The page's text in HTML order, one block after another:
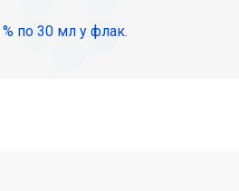
по 30 мл у флак.